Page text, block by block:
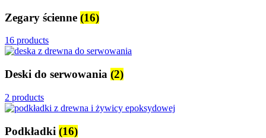
Zegary ścienne (16)
16 products
Deski do serwowania (2)
2 products
Podkładki (16)